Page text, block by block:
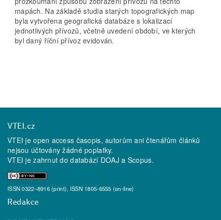
mapách. Na základě studia starých topografických map
byla vytvořena geografická databáze s lokalizací
jednotlivých přívozů, včetně uvedení období, ve kterých
byl daný říční přívoz evidován.
VTEI.cz
VTEI je open access časopis, autorům ani čtenářům článků
nejsou účtovány žádné poplatky.
VTEI je zahrnut do databází DOAJ a Scopus.
ISSN 0322–8916 (print), ISSN 1805-6555 (on-line)
Redakce